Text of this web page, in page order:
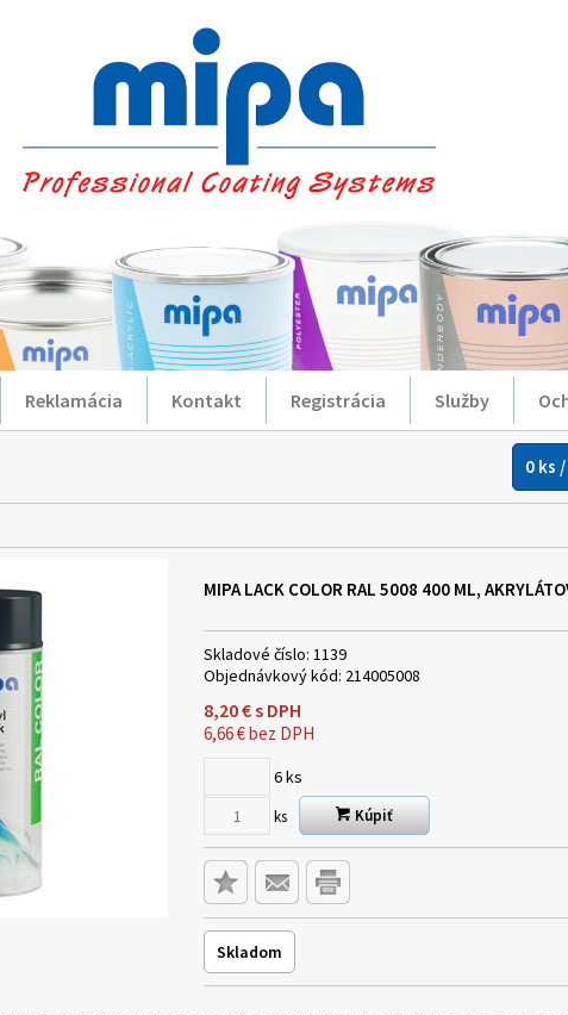
Reklamácia Kontakt Registrácia Služby
0 ks
MIPA LACK COLOR RAL 5008 400 ML,
Skladové číslo: 1139
Objednávkový kód: 214005008
8,20€s DPH
6,66€bez DPH
6ks
ks Kúpiť
Skladom